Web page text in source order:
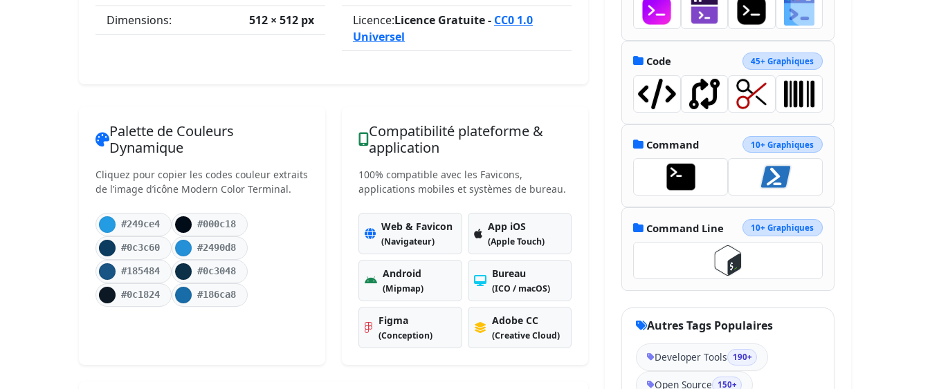
Dimensions:
512 × 512 px
Licence:Licence Gratuite - CC0 1.0
Universel
Palette de Couleurs
Dynamique
Cliquez pour copier les codes couleur extraits
de l’image d’icône Modern Color Terminal.
#249ce4 #000c18
#0c3c60 #2490d8
#185484 #0c3048
#0c1824 #186ca8
Compatibilité plateforme &
application
100% compatible avec les Favicons,
applications mobiles et systèmes de bureau.
Web & Favicon
(Navigateur)
App iOS
(Apple Touch)
Android
(Mipmap)
Bureau
(ICO / macOS)
Figma
(Conception)
Adobe CC
(Creative Cloud)
Code 45+ Graphiques
Command 10+ Graphiques
Command Line 10+ Graphiques
Autres Tags Populaires
Developer Tools 190+
Open Source 150+